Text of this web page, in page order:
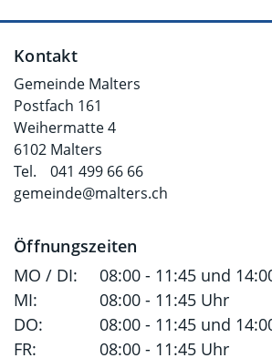
Fusszeile
Kontakt
Gemeinde Malters
Postfach 161
Weihermatte 4
6102 Malters
Tel.
041 499 66 66
gemeinde@malters.ch
Öffnungszeiten
MO / DI:
08:00 - 11:45 und
MI:
08:00 - 11:45 Uhr
DO:
08:00 - 11:45 und
FR:
08:00 - 11:45 Uhr